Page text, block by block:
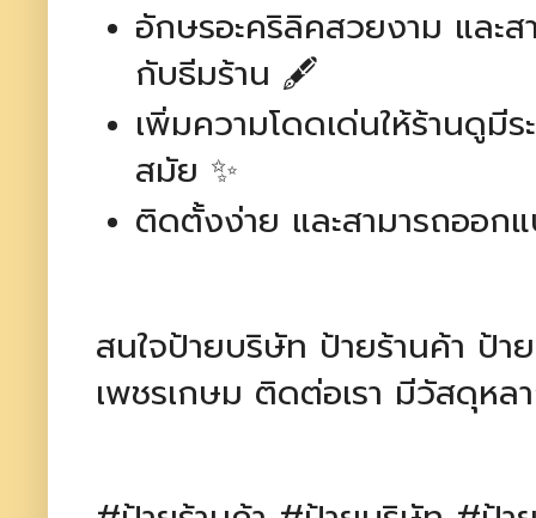
อักษรอะคริลิคสวยงาม และ
กับธีมร้าน 🖋️
เพิ่มความโดดเด่นให้ร้านดูมี
สมัย ✨
ติดตั้งง่าย และสามารถออก
สนใจป้ายบริษัท ป้ายร้านค้า ป้
เพชรเกษม ติดต่อเรา มีวัสดุห